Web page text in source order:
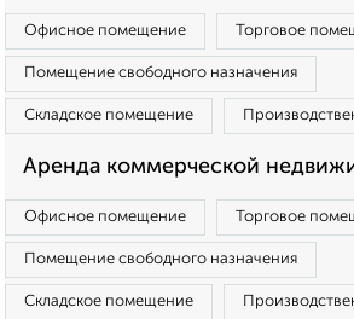
Офисное помещение Торговое
Помещение свободного назначения
Складское помещение
Аренда коммерческой
Офисное помещение Торговое
Помещение свободного назначения
Складское помещение